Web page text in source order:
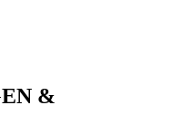
&